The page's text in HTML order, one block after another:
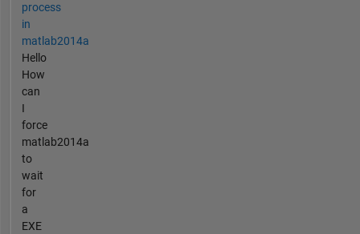
process
in
matlab2014a
Hello
How
can
I
force
matlab2014a
to
wait
for
a
EXE